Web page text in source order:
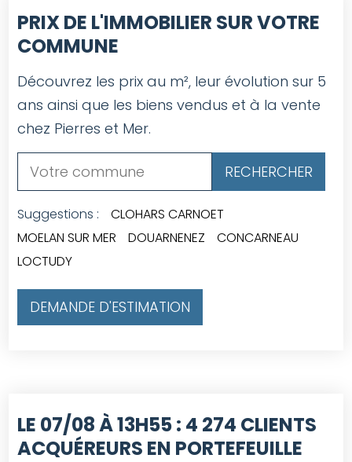
PRIX DE L'IMMOBILIER SUR VOTRE
COMMUNE
Découvrez les prix au m², leur évolution sur 5
ans ainsi que les biens vendus et à la vente
chez Pierres et Mer.
Suggestions :
CLOHARS CARNOET
MOELAN SUR MER
DOUARNENEZ
CONCARNEAU
LOCTUDY
DEMANDE D'ESTIMATION
LE 07/08 À 13H55 : 4 274 CLIENTS
ACQUÉREURS EN PORTEFEUILLE